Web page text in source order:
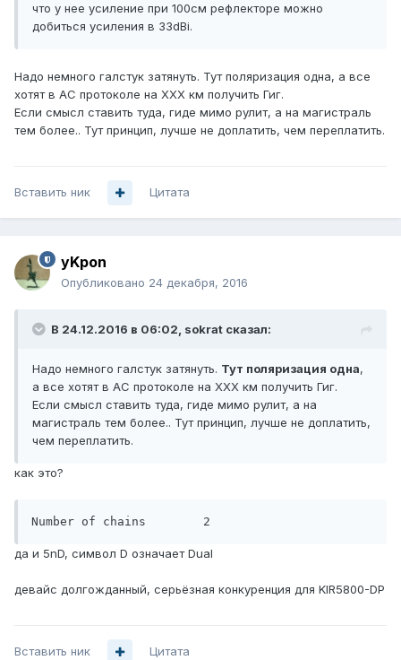
что у нее усиление при 100см рефлекторе можно
добиться усиления в 33dBi.
Надо немного галстук затянуть. Тут поляризация одна, а все
хотят в АС протоколе на ХХХ км получить Гиг.
Если смысл ставить туда, гиде мимо рулит, а на магистраль
тем более.. Тут принцип, лучше не доплатить, чем переплатить.
Вставить ник Цитата
yKpon
Опубликовано 24 декабря, 2016
В 24.12.2016 в 06:02, sokrat сказал:
Надо немного галстук затянуть. Тут поляризация одна,
а все хотят в АС протоколе на ХХХ км получить Гиг.
Если смысл ставить туда, гиде мимо рулит, а на
магистраль тем более.. Тут принцип, лучше не доплатить,
чем переплатить.
как это?
Number of chains	2
да и 5nD, символ D означает Dual
девайс долгожданный, серьёзная конкуренция для KIR5800-DP
Вставить ник Цитата